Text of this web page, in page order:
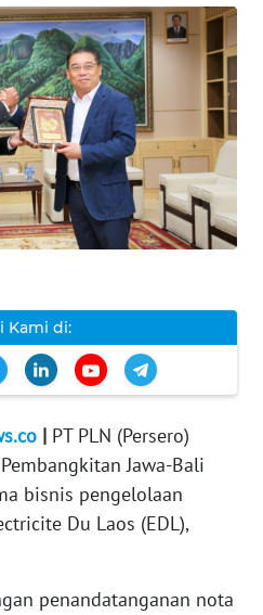
Kami di:
| PT PLN (Persero)
Jawa-Bali
bisnis pengelolaan
Du Laos (EDL),
penandatanganan nota